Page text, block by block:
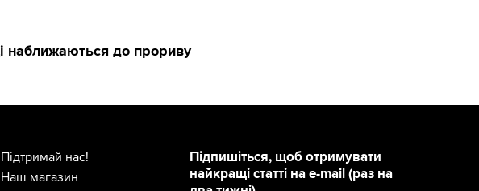
наближаються до прориву
Підпишіться, щоб отримувати
найкращі статті на e-mail (раз на
Підтримай нас!
Наш магазин